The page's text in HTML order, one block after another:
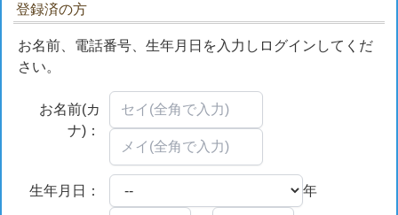
登録済の方
お名前、電話番号、生年月日を入力しログインしてくだ
さい。
お名前(カ
ナ)：
生年月日： 年